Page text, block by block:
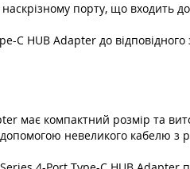
порту, що входить
C HUB Adapter до
має компактний розмір та
невеликого кабелю з